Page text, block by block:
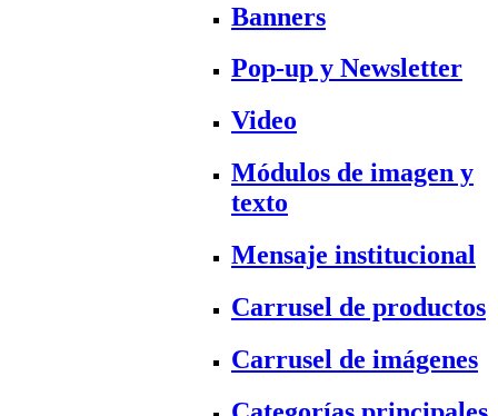
Banners
Pop-up y Newsletter
Video
Módulos de imagen y
texto
Mensaje institucional
Carrusel de productos
Carrusel de imágenes